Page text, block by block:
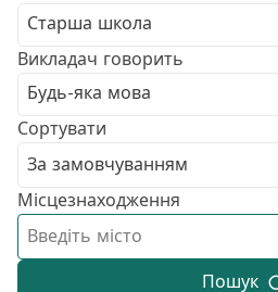
Старша школа
Викладач говорить
Будь-яка мова
Сортувати
За замовчуванням
Місцезнаходження
Пошук